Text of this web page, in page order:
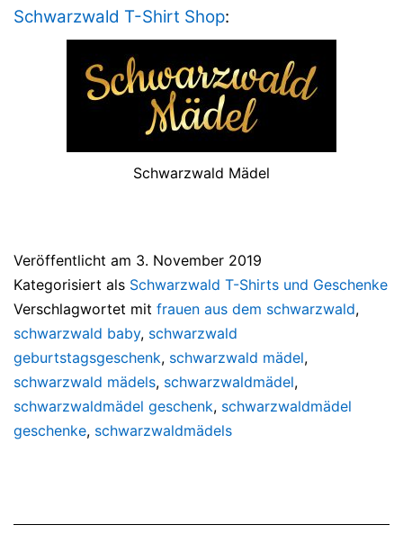
Schwarzwald T-Shirt Shop:
Schwarzwald Mädel
Veröffentlicht am 3. November 2019
Kategorisiert als Schwarzwald T-Shirts und Geschenke
Verschlagwortet mit frauen aus dem schwarzwald,
schwarzwald baby, schwarzwald
geburtstagsgeschenk, schwarzwald mädel,
schwarzwald mädels, schwarzwaldmädel,
schwarzwaldmädel geschenk, schwarzwaldmädel
geschenke, schwarzwaldmädels